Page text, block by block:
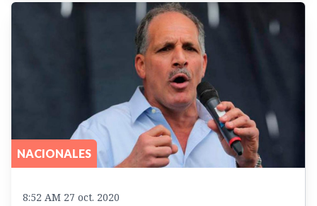
NACIONALES
8:52 AM 27 oct. 2020